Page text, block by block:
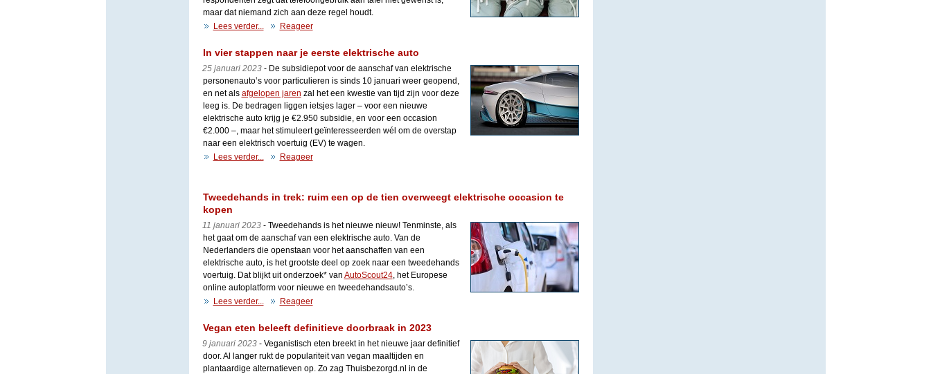
maar dat niemand zich aan deze regel houdt.
Lees verder...
Reageer
In vier stappen naar je eerste elektrische auto
25 januari 2023- De subsidiepot voor de aanschaf van elektrische
personenauto’s voor particulieren is sinds 10 januari weer geopend,
en net als afgelopen jaren zal het een kwestie van tijd zijn voor deze
leeg is. De bedragen liggen ietsjes lager – voor een nieuwe
elektrische auto krijg je €2.950 subsidie, en voor een occasion
€2.000 –, maar het stimuleert geïnteresseerden wél om de overstap
naar een elektrisch voertuig (EV) te wagen.
Lees verder...
Reageer
Tweedehands in trek: ruim een op de tien overweegt elektrische occasion te
kopen
11 januari 2023- Tweedehands is het nieuwe nieuw! Tenminste, als
het gaat om de aanschaf van een elektrische auto. Van de
Nederlanders die openstaan voor het aanschaffen van een
elektrische auto, is het grootste deel op zoek naar een tweedehands
voertuig. Dat blijkt uit onderzoek* van AutoScout24, het Europese
online autoplatform voor nieuwe en tweedehandsauto’s.
Lees verder...
Reageer
Vegan eten beleeft definitieve doorbraak in 2023
9 januari 2023- Veganistisch eten breekt in het nieuwe jaar definitief
door. Al langer rukt de populariteit van vegan maaltijden en
plantaardige alternatieven op. Zo zag Thuisbezorgd.nl in de